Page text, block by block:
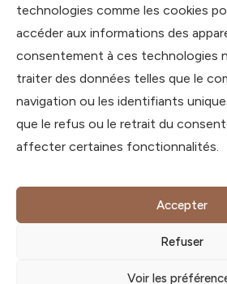
technologies comme les cookies
accéder aux informations des
consentement à ces technologies
traiter des données telles que le
navigation ou les identifiants
que le refus ou le retrait du
affecter certaines fonctionnalités.
Accepter
Refuser
Voir les
Podcast
Livres
Contact
contact@charlotte-
74350 Allonzier-la-
© Dre Vet Charlotte DEVAUX